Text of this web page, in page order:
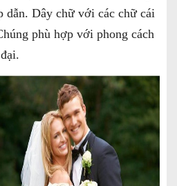
dẫn. Dây chữ với các chữ cái
phù hợp với phong cách